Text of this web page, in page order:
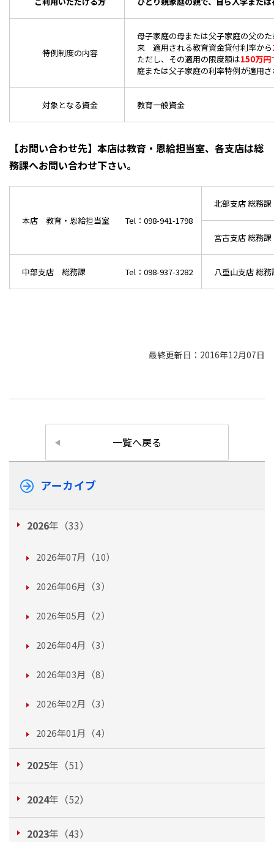
特例制度の内容
母子家庭の母または父子家庭の父の
来 適用される教育資金貸付利率から
ただし、その適用の限度額は150万円
庭または父子家庭の利率特例が適用
対象となる資金 教育一般資金
【お問い合わせ先】本店は教育・恩給担当室、各支店は総
務課へお問い合わせ下さい。
本店 教育・恩給担当室 Tel：098-941-1798
北部支店
宮古支店
中部支店 総務課 Tel：098-937-3282 八重山支
最終更新日：2016年12月07日
一覧へ戻る
アーカイブ
2026年（33）
2026年07月（10）
2026年06月（3）
2026年05月（2）
2026年04月（3）
2026年03月（8）
2026年02月（3）
2026年01月（4）
2025年（51）
2024年（52）
2023年（43）